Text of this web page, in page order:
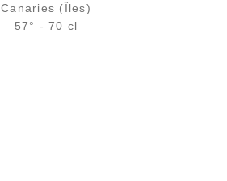
Canaries (Îles)
57° - 70 cl